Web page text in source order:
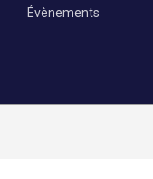
Évènements